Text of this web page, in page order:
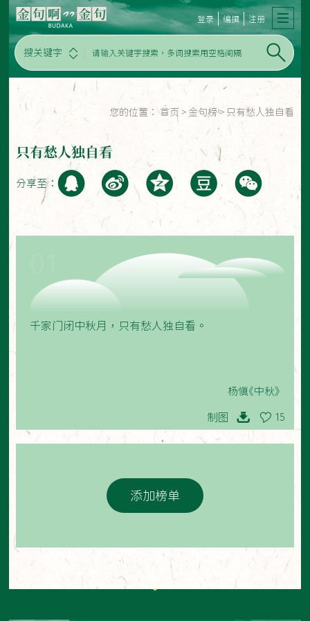
搜关键字
登录 编撰 注册
您的位置： 首页 > 金句榜 > 只有愁人独自看
只有愁人独自看
分享至：
千家门闭中秋月，只有愁人独自看。
杨慎《中秋》
制图 15
添加榜单